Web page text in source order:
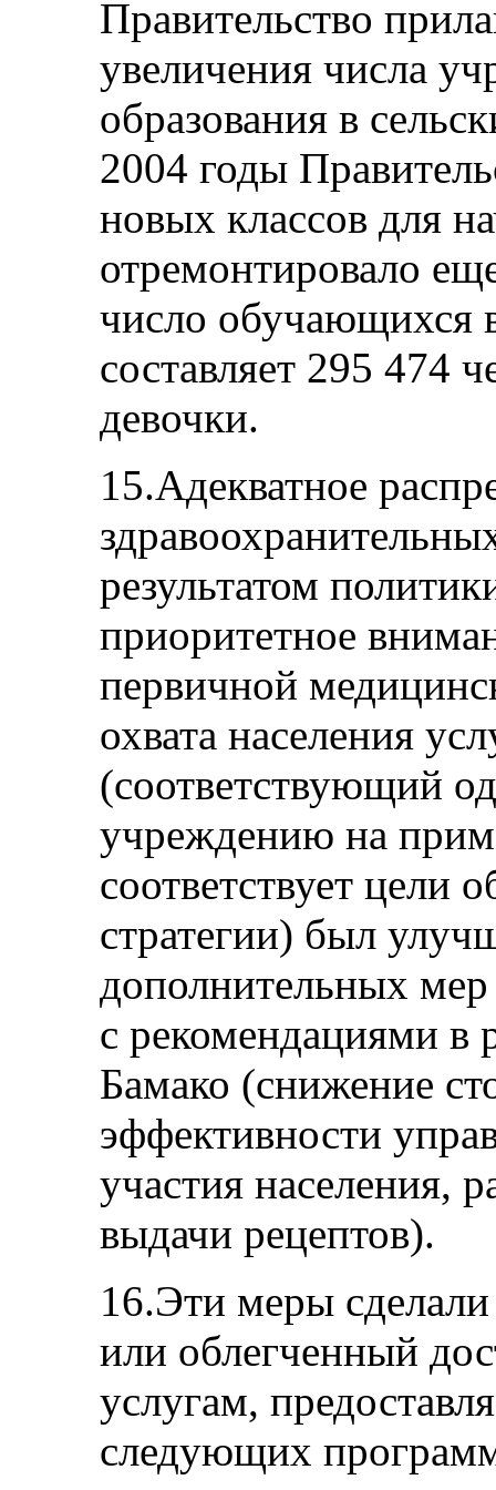
Правительство
увеличения числа
образования в
2004 годы
новых классов для
отремонтировало
число обучающихся
составляет 295 474
девочки.
15.Адекватное
результатом
приоритетное
первичной
охвата населения
(соответствующий
учреждению на
соответствует цели
стратегии) был
дополнительных мер
с рекомендациями в
Бамако (снижение
эффективности
участия населения,
выдачи рецептов).
16.Эти меры
или облегченный
услугам,
следующих